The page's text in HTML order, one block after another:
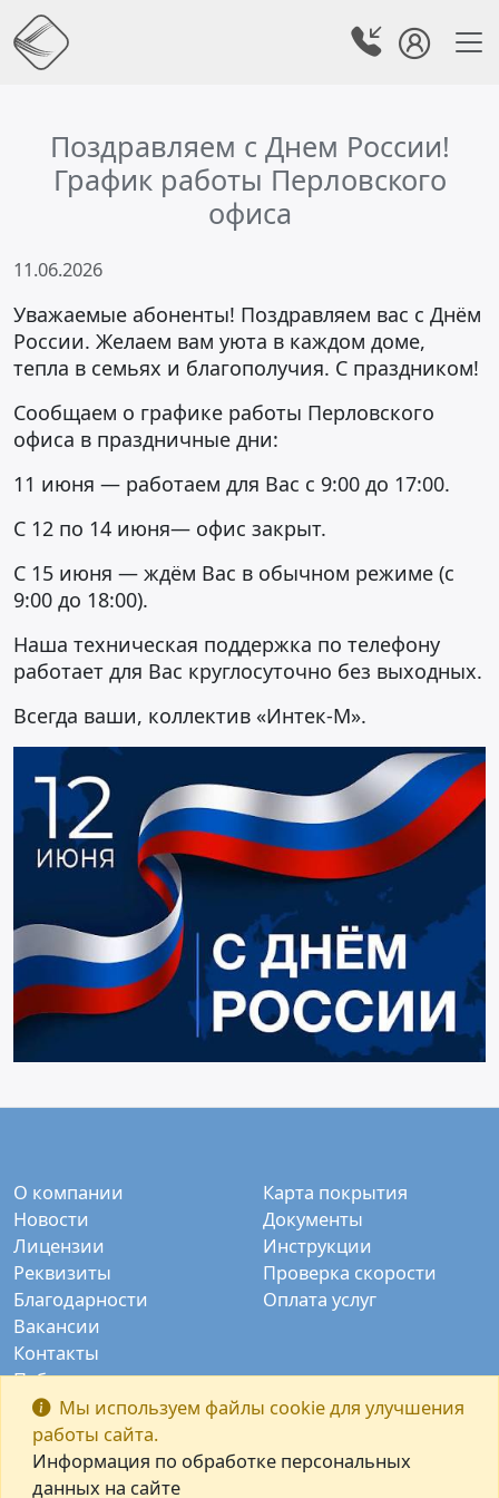
Поздравляем с Днем России!
График работы Перловского
офиса
11.06.2026
Уважаемые абоненты! Поздравляем вас с Днём
России. Желаем вам уюта в каждом доме,
тепла в семьях и благополучия. С праздником!
Сообщаем о графике работы Перловского
офиса в праздничные дни:
11 июня — работаем для Вас с 9:00 до 17:00.
С 12 по 14 июня— офис закрыт.
С 15 июня — ждём Вас в обычном режиме (с
9:00 до 18:00).
Наша техническая поддержка по телефону
работает для Вас круглосуточно без выходных.
Всегда ваши, коллектив «Интек-М».
Мы используем файлы cookie для улучшения
работы сайта.
Информация по обработке персональных
данных на сайте
О компании
Новости
Лицензии
Реквизиты
Благодарности
Вакансии
Контакты
Карта покрытия
Документы
Инструкции
Проверка скорости
Оплата услуг
Публичные камеры
Заказать звонок